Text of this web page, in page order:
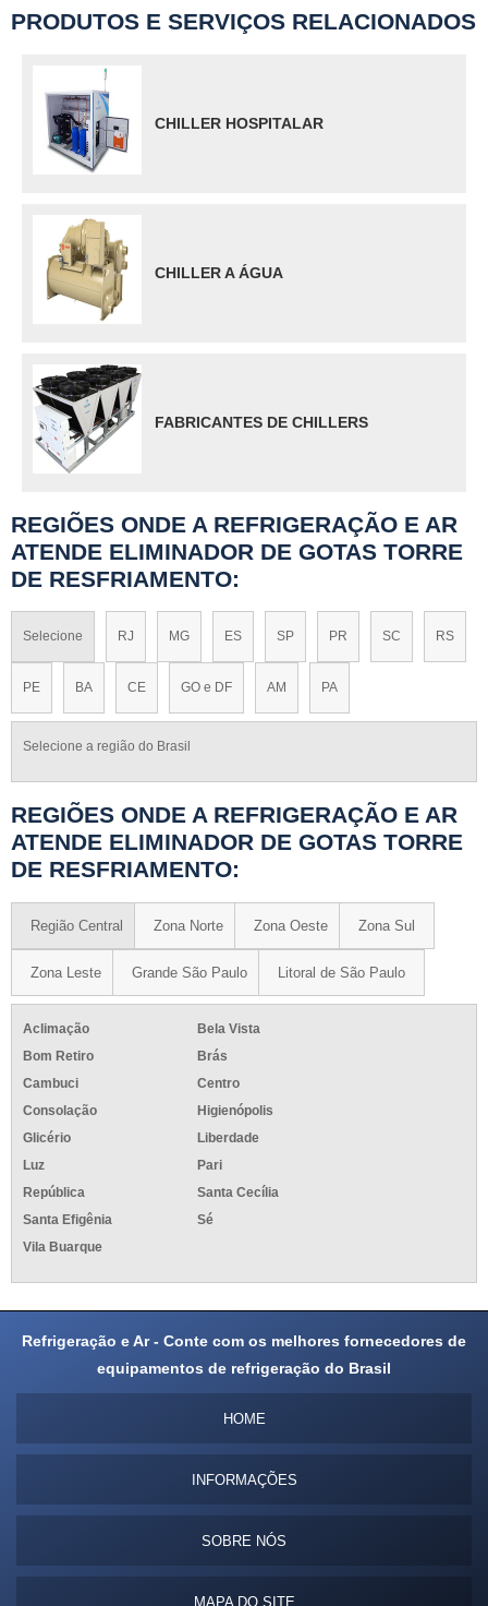
PRODUTOS E SERVIÇOS RELACIONADOS
CHILLER HOSPITALAR
CHILLER A ÁGUA
FABRICANTES DE CHILLERS
REGIÕES ONDE A REFRIGERAÇÃO E AR
ATENDE ELIMINADOR DE GOTAS TORRE
DE RESFRIAMENTO:
Selecione RJ MG ES SP PR SC RS
PE BA CE GO e DF AM PA
Selecione a região do Brasil
REGIÕES ONDE A REFRIGERAÇÃO E AR
ATENDE ELIMINADOR DE GOTAS TORRE
DE RESFRIAMENTO:
Região Central Zona Norte Zona Oeste Zona Sul
Zona Leste Grande São Paulo Litoral de São Paulo
Aclimação
Bela Vista
Bom Retiro
Brás
Cambuci
Centro
Consolação
Higienópolis
Glicério
Liberdade
Luz
Pari
República
Santa Cecília
Santa Efigênia
Sé
Vila Buarque
Refrigeração e Ar - Conte com os melhores fornecedores de
equipamentos de refrigeração do Brasil
HOME
INFORMAÇÕES
SOBRE NÓS
MAPA DO SITE